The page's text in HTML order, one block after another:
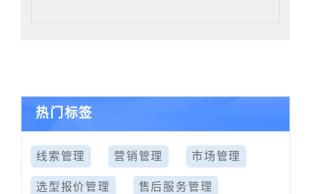
热门标签
线索管理 营销管理 市场管理
选型报价管理 售后服务管理